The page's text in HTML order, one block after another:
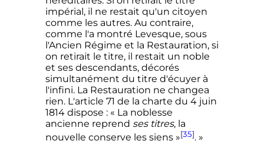
impérial, il ne restait qu'un citoyen
comme les autres. Au contraire,
comme l'a montré Levesque, sous
l'Ancien Régime et la Restauration, si
on retirait le titre, il restait un noble
et ses descendants, décorés
simultanément du titre d'écuyer à
l'infini. La Restauration ne changea
rien. L'article 71 de la charte du 4 juin
1814 dispose : « La noblesse
ancienne reprend ses titres, la
nouvelle conserve les siens »[35]. »